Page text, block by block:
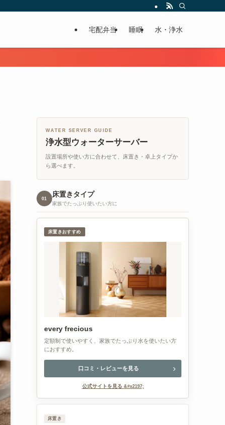
宅配弁当 睡眠 水・浄水
WATER SERVER GUIDE
浄水型ウォーターサーバー
設置場所や使い方に合わせて、床置き・卓上タイプか
ら選べます。
01
床置きタイプ
家族でたっぷり使いたい方に
床置きおすすめ
every frecious
定額制で使いやすく、家族でたっぷり水を使いたい方
におすすめ。
口コミ・レビューを見る
公式サイトを見る
床置き